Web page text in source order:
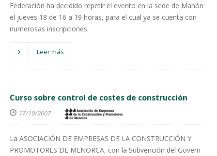
Federación ha decidido repetir el evento en la sede de Mahón
el jueves 18 de 16 a 19 horas, para el cual ya se cuenta con
numerosas inscripciones.
Leer más
Curso sobre control de costes de construcción
17/10/2007
La ASOCIACIÓN DE EMPRESAS DE LA CONSTRUCCIÓN Y
PROMOTORES DE MENORCA, con la Subvención del Govern